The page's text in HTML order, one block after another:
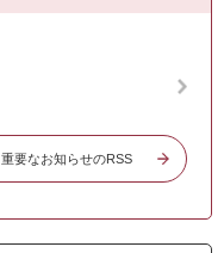
重要なお知らせのRSS